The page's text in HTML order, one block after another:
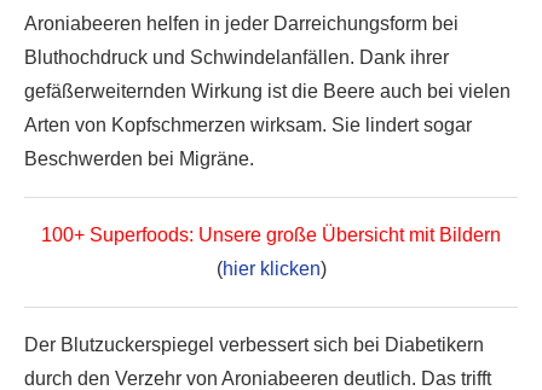
Aroniabeeren helfen in jeder Darreichungsform bei
Bluthochdruck und Schwindelanfällen. Dank ihrer
gefäßerweiternden Wirkung ist die Beere auch bei vielen
Arten von Kopfschmerzen wirksam. Sie lindert sogar
Beschwerden bei Migräne.
100+ Superfoods: Unsere große Übersicht mit Bildern
(hier klicken)
Der Blutzuckerspiegel verbessert sich bei Diabetikern
durch den Verzehr von Aroniabeeren deutlich. Das trifft